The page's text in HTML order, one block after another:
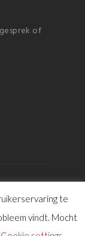
of
te
vindt. Mocht